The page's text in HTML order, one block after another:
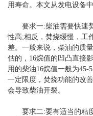
用寿命。本文从发电设备
要求一:柴油需要快速焚
性高;相反，焚烧缓慢，工
差。一般来说，柴油的质
估的，16烷值的凹凸直接
用的柴油16烷值一般为45-
一定限度，焚烧功能的改
会导致柴油开裂。
要求二:要有适当的粘度